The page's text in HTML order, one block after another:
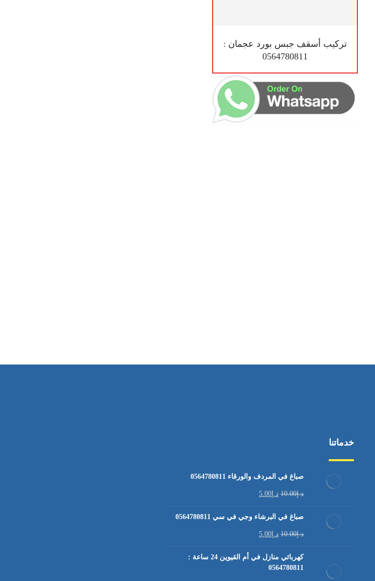
تركيب أسقف جبس بورد عجمان :
0564780811
خدماتنا
صباغ في المردف والورقاء 0564780811
د.إ10.00 د.إ 5.00
صباغ في البرشاء وجي في سي 0564780811
د.إ10.00 د.إ 5.00
كهربائي منازل في أم القيوين 24 ساعة :
0564780811